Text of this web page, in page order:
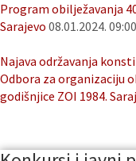
Program obilježavanja
Sarajevo 08.01.2024. 09:00
Najava održavanja
Odbora za organizaciju
godišnjice ZOI 1984.